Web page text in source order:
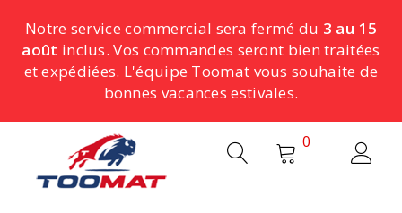
Notre service commercial sera fermé du 3 au 15
août inclus. Vos commandes seront bien traitées
et expédiées. L'équipe Toomat vous souhaite de
bonnes vacances estivales.
0